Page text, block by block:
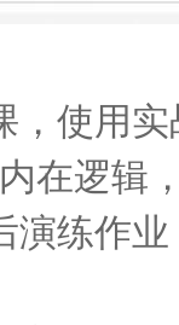
，使用
在逻辑
演练作